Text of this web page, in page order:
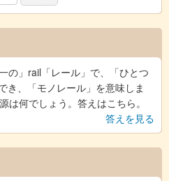
の」rail「レール」で、「ひとつ
き、「モノレール」を意味しま
何でしょう。答えはこちら。
答えを見る